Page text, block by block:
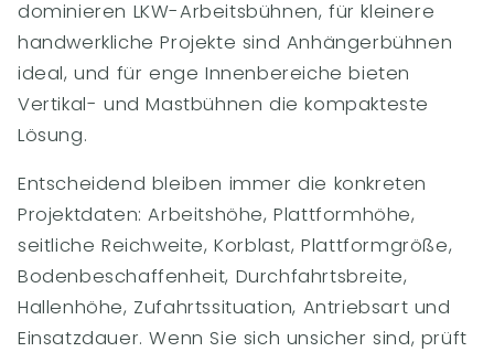
dominieren LKW-Arbeitsbühnen, für kleinere
handwerkliche Projekte sind Anhängerbühnen
ideal, und für enge Innenbereiche bieten
Vertikal- und Mastbühnen die kompakteste
Lösung.
Entscheidend bleiben immer die konkreten
Projektdaten: Arbeitshöhe, Plattformhöhe,
seitliche Reichweite, Korblast, Plattformgröße,
Bodenbeschaffenheit, Durchfahrtsbreite,
Hallenhöhe, Zufahrtssituation, Antriebsart und
Einsatzdauer. Wenn Sie sich unsicher sind, prüft